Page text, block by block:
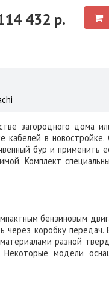
432 р.
загородного дома
кабелей в
бур и применить
Комплект
бензиновым
через коробку
разной
Некоторые модели